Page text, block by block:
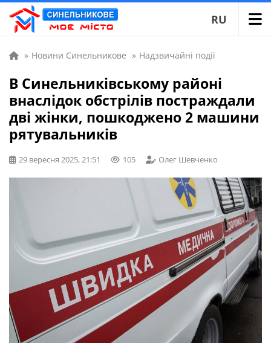
RU
» Новини Синельникове » Надзвичайні події
В Синельниківському районі
внаслідок обстрілів постраждали
дві жінки, пошкоджено 2 машини
рятувальників
29 вересня 2025, 21:51 105 Олег Шевченко